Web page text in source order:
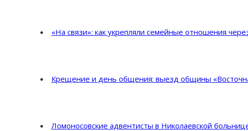
«На связи»: как укрепляли семейные отношения
Крещение и день общения: выезд общины
Ломоносовские адвентисты в Николаевской